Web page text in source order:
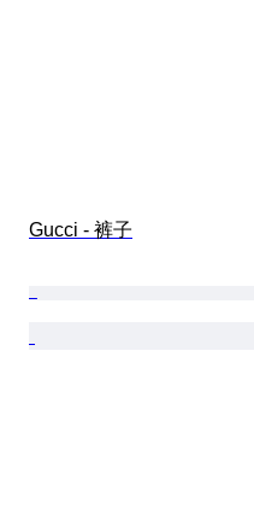
Gucci - 裤子